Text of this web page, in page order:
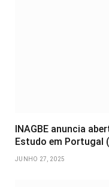
INAGBE anuncia
Estudo em Portugal
JUNHO 27, 2025